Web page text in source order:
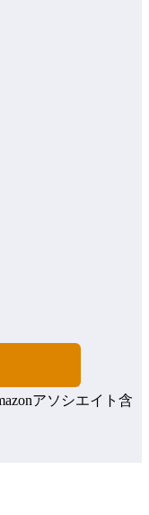
アソシエイト含